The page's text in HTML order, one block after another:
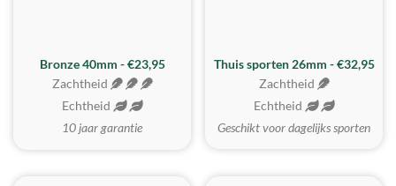
Bronze 40mm - €23,95
Zachtheid
Echtheid
10 jaar garantie
Thuis sporten 26mm - €32,95
Zachtheid
Echtheid
Geschikt voor dagelijks sporten